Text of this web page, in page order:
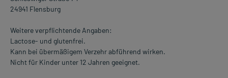
24941 Flensburg
Weitere verpflichtende Angaben:
Lactose- und glutenfrei.
Kann bei übermäßigem Verzehr abführend wirken.
Nicht für Kinder unter 12 Jahren geeignet.